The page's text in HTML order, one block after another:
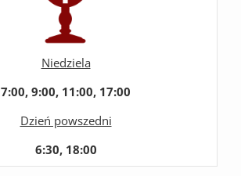
Niedziela
7:00, 9:00, 11:00, 17:00
Dzień powszedni
6:30, 18:00